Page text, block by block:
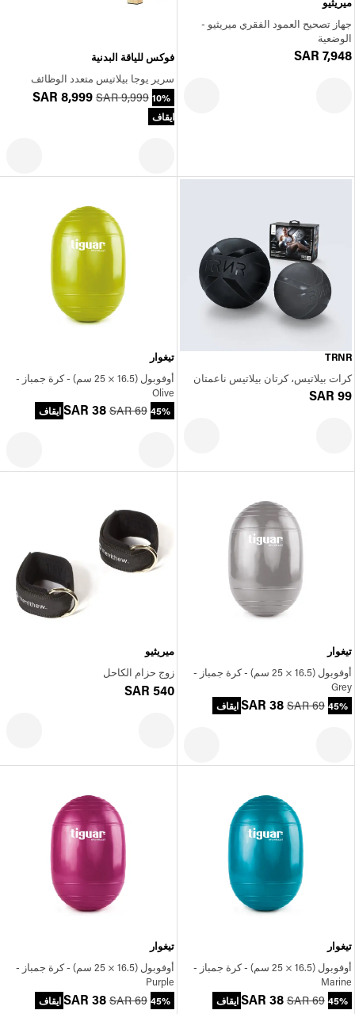
جهاز تصحيح العمود الفقري ميريثيو -
الوضعية
SAR 7,948
فوكس للياقة البدنية
سرير يوجا بيلاتيس متعدد الوظائف
SAR 8,999 SAR 9,999 10%
ايقاف
TRNR
كرات بيلاتيس، كرتان بيلاتيس ناعمتان
SAR 99
تيغوار
أوفوبول (16.5 × 25 سم) - كرة جمباز -
Olive
SAR 38 SAR 69 45% ايقاف
تيغوار
أوفوبول (16.5 × 25 سم) - كرة جمباز -
Grey
SAR 38 SAR 69 45% ايقاف
ميريثيو
زوج حزام الكاحل
SAR 540
تيغوار
أوفوبول (16.5 × 25 سم) - كرة جمباز -
Marine
SAR 38 SAR 69 45% ايقاف
تيغوار
أوفوبول (16.5 × 25 سم) - كرة جمباز -
Purple
SAR 38 SAR 69 45% ايقاف